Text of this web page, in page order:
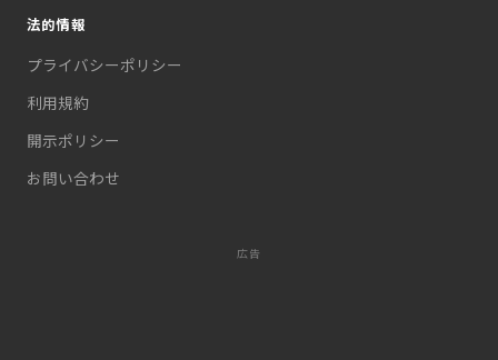
法的情報
プライバシーポリシー
利用規約
開示ポリシー
お問い合わせ
広告